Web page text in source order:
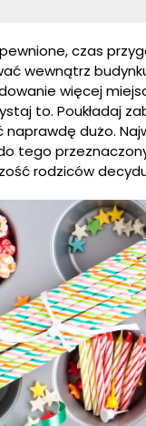
czas
wewnątrz
więcej
to. Poukładaj
dużo.
tego
rodziców